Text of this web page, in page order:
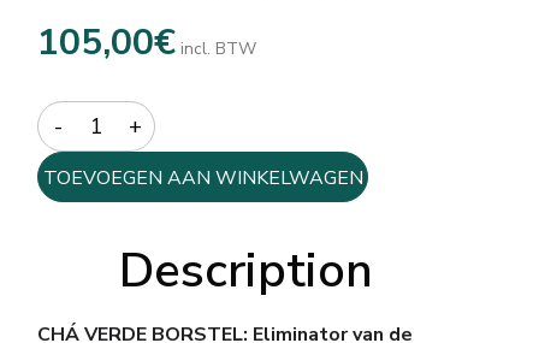
105,00€ incl. BTW
Quantity
TOEVOEGEN AAN WINKELWAGEN
Description
CHÁ VERDE BORSTEL: Eliminator van de